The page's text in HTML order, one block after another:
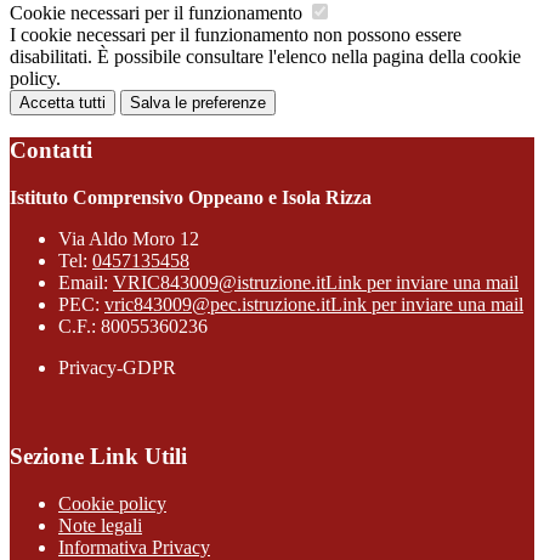
Cookie necessari per il funzionamento
I cookie necessari per il funzionamento non possono essere
disabilitati. È possibile consultare l'elenco nella pagina della cookie
policy.
Accetta tutti Salva le preferenze
Contatti
Istituto Comprensivo Oppeano e Isola Rizza
Via Aldo Moro 12
Tel: 0457135458
Email: VRIC843009@istruzione.itLink per inviare una mail
PEC: vric843009@pec.istruzione.itLink per inviare una mail
C.F.: 80055360236
Privacy-GDPR
Sezione Link Utili
Cookie policy
Note legali
Informativa Privacy